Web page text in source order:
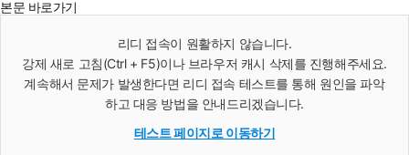
본문 바로가기
리디 접속이 원활하지 않습니다.
강제 새로 고침(Ctrl + F5)이나 브라우저 캐시 삭제를 진행해주세요.
계속해서 문제가 발생한다면 리디 접속 테스트를 통해 원인을 파악
하고 대응 방법을 안내드리겠습니다.
테스트 페이지로 이동하기